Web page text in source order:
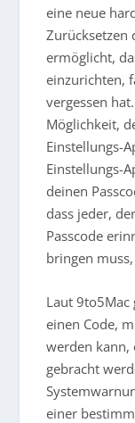
eine neue
Zurücksetzen
ermöglicht,
einzurichten,
vergessen
Möglichkeit,
Einstellungs-
Einstellungs-
deinen
dass jeder,
Passcode
bringen
Laut 9to5Mac
einen Code,
werden kann,
gebracht
einer